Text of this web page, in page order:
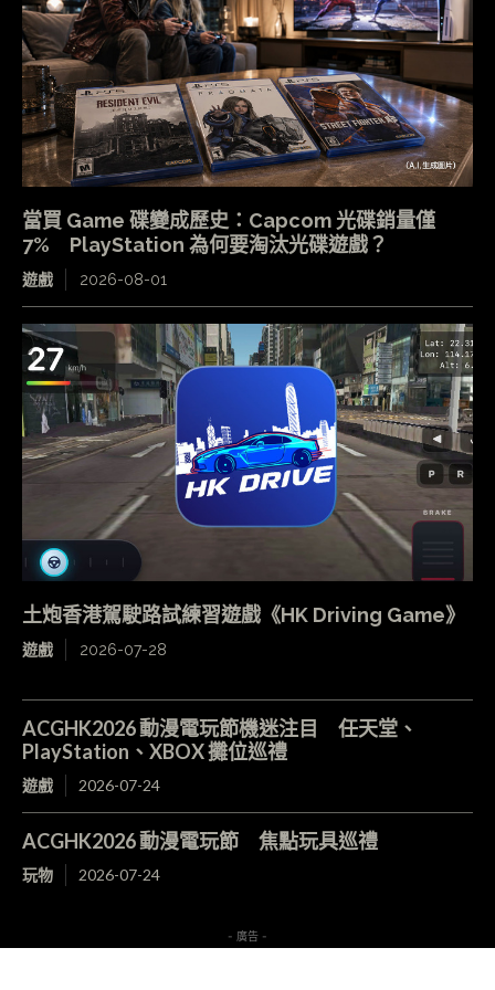
當買 Game 碟變成歷史：Capcom 光碟銷量僅
7% PlayStation 為何要淘汰光碟遊戲？
遊戲 2026-08-01
土炮香港駕駛路試練習遊戲《HK Driving Game》
遊戲 2026-07-28
ACGHK2026 動漫電玩節機迷注目 任天堂、
PlayStation、XBOX 攤位巡禮
遊戲 2026-07-24
ACGHK2026 動漫電玩節 焦點玩具巡禮
玩物 2026-07-24
- 廣告 -